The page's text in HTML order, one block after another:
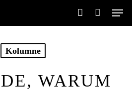
Menu
Kolumne
WARUM